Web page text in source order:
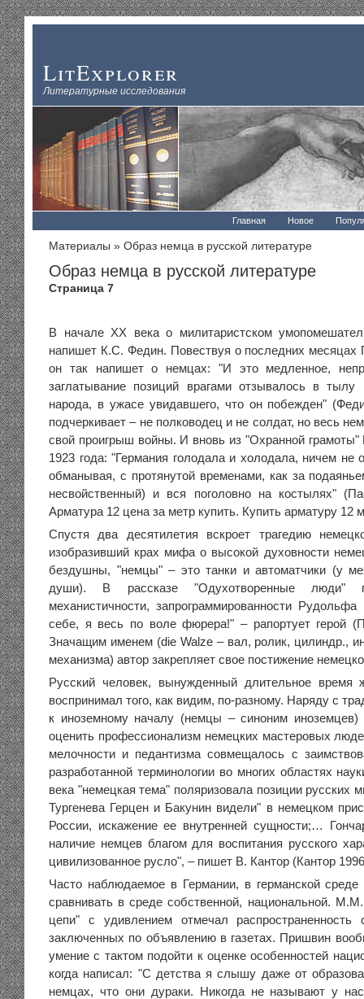
LitExplorer
Литературные исследования
Главная Новое
Материалы » Образ немца в русской литературе
Образ немца в русской литературе
Страница 7
В начале XX века о милитаристском
напишет К.С. Федин. Повествуя о последних месяцах
он так напишет о немцах: "И это медленное,
заглатывание позиций врагами отзывалось в
народа, в ужасе увидавшего, что он побежден"
подчеркивает – не полководец и не солдат, но весь
свой проигрыш войны. И вновь из "Охранной грамоты"
1923 года: "Германия голодала и холодала, ничем не
обманывая, с протянутой временами, как за
несвойственный) и вся поголовно на костылях"
Арматура 12 цена за метр купить. Купить арматуру 12
Спустя два десятилетия вскроет трагедию
изобразивший крах мифа о высокой духовности
бездушны, "немцы" – это танки и автоматчики (у
души). В рассказе "Одухотворенные люди"
механистичности, запрограммированности
себе, я весь по воле фюрера!" – рапортует герой
Значащим именем (die Walze – вал, ролик, цилиндр.,
механизма) автор закрепляет свое постижение
Русский человек, вынужденный длительное
воспринимал того, как видим, по-разному. Наряду с
к иноземному началу (немцы – синоним иноземцев)
оценить профессионализм немецких мастеровых
мелочности и педантизма совмещалось с
разработанной терминологии во многих областях
века "немецкая тема" поляризовала позиции русских
Тургенева Герцен и Бакунин видели" в немецком
России, искажение ее внутренней сущности;…
наличие немцев благом для воспитания русского
цивилизованное русло", – пишет В. Кантор (Кантор
Часто наблюдаемое в Германии, в германской
сравнивать в среде собственной, национальной.
цепи" с удивлением отмечал распространенность
заключенных по объявлению в газетах. Пришвин
умение с тактом подойти к оценке особенностей
когда написал: "С детства я слышу даже от
немцах, что они дураки. Никогда не называют у